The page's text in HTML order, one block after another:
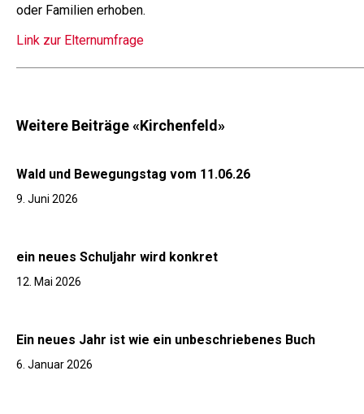
oder Familien erhoben.
Link zur Elternumfrage
Weitere Beiträge «Kirchenfeld»
Wald und Bewegungstag vom 11.06.26
9. Juni 2026
ein neues Schuljahr wird konkret
12. Mai 2026
Ein neues Jahr ist wie ein unbeschriebenes Buch
6. Januar 2026